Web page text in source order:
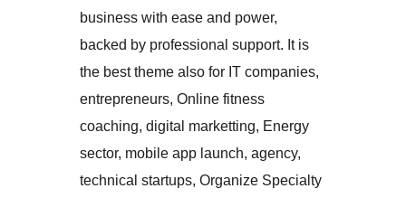
business with ease and power,
backed by professional support. It is
the best theme also for IT companies,
entrepreneurs, Online fitness
coaching, digital marketting, Energy
sector, mobile app launch, agency,
technical startups, Organize Specialty